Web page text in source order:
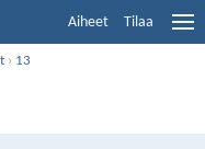
Aiheet Tilaa
› 13